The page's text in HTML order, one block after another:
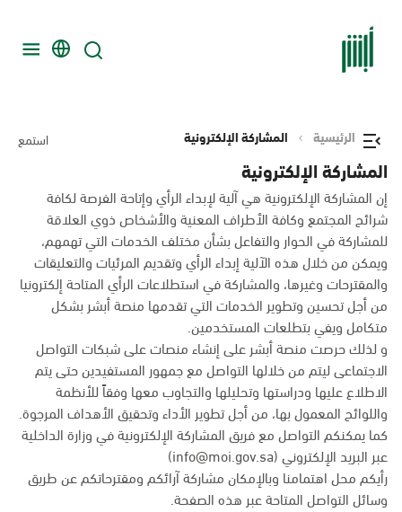
الرئيسية المشاركة الإلكترونية استمع
المشاركة الإلكترونية
إن المشاركة الإلكترونية هي آلية لإبداء الرأي وإتاحة الفرصة لكافة
شرائح المجتمع وكافة الأطراف المعنية والأشخاص ذوي العلاقة
للمشاركة في الحوار والتفاعل بشأن مختلف الخدمات التي تهمهم،
ويمكن من خلال هذه الآلية إبداء الرأي وتقديم المرئيات والتعليقات
والمقترحات وغيرها، والمشاركة في استطلاعات الرأي المتاحة إلكترونيا
من أجل تحسين وتطوير الخدمات التي تقدمها منصة أبشر بشكل
متكامل ويفي بتطلعات المستخدمين.
و لذلك حرصت منصة أبشر على إنشاء منصات على شبكات التواصل
الاجتماعى ليتم من خلالها التواصل مع جمهور المستفيدين حتى يتم
الاطلاع عليها ودراستها وتحليلها والتجاوب معها وفقاً للأنظمة
واللوائح المعمول بها، من أجل تطوير الأداء وتحقيق الأهداف المرجوة.
كما يمكنكم التواصل مع فريق المشاركة الإلكترونية في وزارة الداخلية
عبر البريد الإلكتروني (info@moi.gov.sa)
رأيكم محل اهتمامنا وبالإمكان مشاركة آرائكم ومقترحاتكم عن طريق
وسائل التواصل المتاحة عبر هذه الصفحة.